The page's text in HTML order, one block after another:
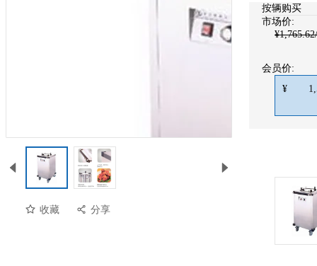
收藏 分享
按辆购买
市场价:
¥1,765.62
会员价:
¥